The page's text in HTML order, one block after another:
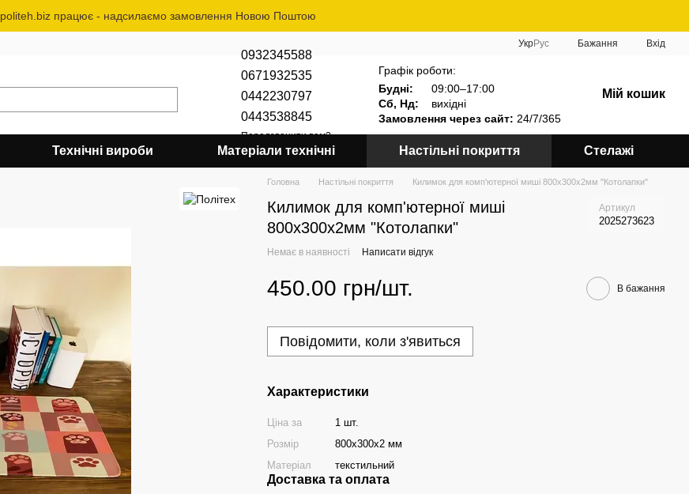
politeh.biz працює - надсилаємо замовлення Новою Поштою
УкрРус Бажання Вхід
0932345588
0671932535
0442230797
0443538845
Передзвонити вам?
Графік роботи:
Будні:
09:00–17:00
Сб, Нд:
вихідні
Замовлення через сайт: 24/7/365
Мій кошик
Технічні вироби Матеріали технічні Настільні покриття Стелажі
Головна Настільні покриття Килимок для комп'ютерної миші 800х300х2мм "Котолапки"
Килимок для комп'ютерної миші
800х300х2мм "Котолапки"
Артикул
2025273623
Немає в наявності Написати відгук
450.00 грн/шт. В бажання
Повідомити, коли з'явиться
Характеристики
Ціна за
1 шт.
Розмір
800х300х2 мм
Матеріал
текстильний
Доставка та оплата